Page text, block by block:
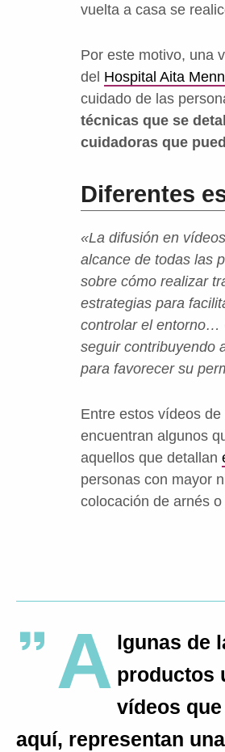
vuelta a casa se
Por este motivo, una
del Hospital Aita
cuidado de las
técnicas que se
cuidadoras que
Diferentes
«La difusión en
alcance de todas las
sobre cómo realizar
estrategias para
controlar el entorno…
seguir contribuyendo
para favorecer su
Entre estos vídeos
encuentran algunos
aquellos que detallan
personas con mayor
colocación de arnés
A lgunas de
productos
vídeos
aquí, representan